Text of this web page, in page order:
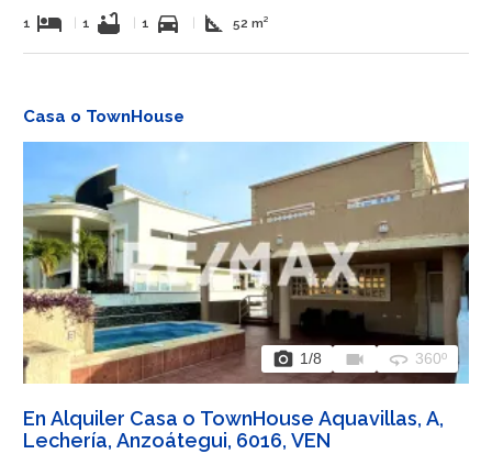
1 hotel 1 bathtub 1 directions_car square_foot 52 m²
Casa o TownHouse
photo_camera 1/8 videocam 360 360º
En Alquiler Casa o TownHouse Aquavillas, A,
Lechería, Anzoátegui, 6016, VEN